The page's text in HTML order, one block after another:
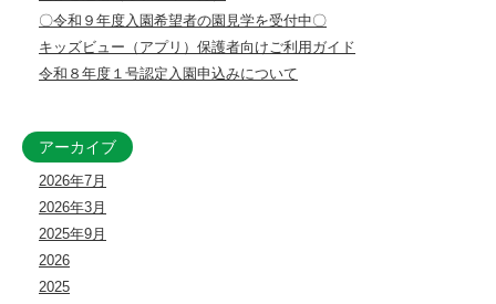
む
〇令和９年度入園希望者の園見学を受付中〇
キッズビュー（アプリ）保護者向けご利用ガイド
令和８年度１号認定入園申込みについて
アーカイブ
2026年7月
2026年3月
2025年9月
2026
2025